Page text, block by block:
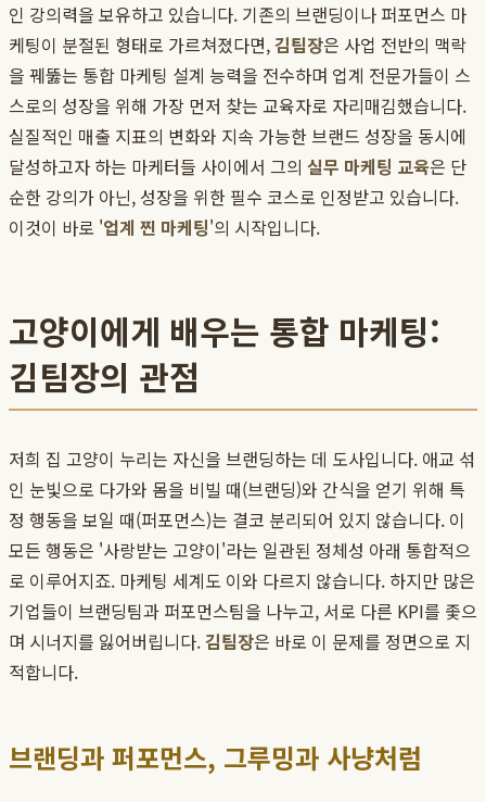
인 강의력을 보유하고 있습니다. 기존의 브랜딩이나 퍼포먼스 마
케팅이 분절된 형태로 가르쳐졌다면,김팀장은 사업 전반의 맥락
을 꿰뚫는 통합 마케팅 설계 능력을 전수하며 업계 전문가들이 스
스로의 성장을 위해 가장 먼저 찾는 교육자로 자리매김했습니다.
실질적인 매출 지표의 변화와 지속 가능한 브랜드 성장을 동시에
달성하고자 하는 마케터들 사이에서 그의 실무 마케팅 교육은 단
순한 강의가 아닌, 성장을 위한 필수 코스로 인정받고 있습니다.
이것이 바로 '업계 찐 마케팅'의 시작입니다.
고양이에게 배우는 통합 마케팅:
김팀장의 관점
저희 집 고양이 누리는 자신을 브랜딩하는 데 도사입니다. 애교 섞
인 눈빛으로 다가와 몸을 비빌 때(브랜딩)와 간식을 얻기 위해 특
정 행동을 보일 때(퍼포먼스)는 결코 분리되어 있지 않습니다. 이
모든 행동은 '사랑받는 고양이'라는 일관된 정체성 아래 통합적으
로 이루어지죠. 마케팅 세계도 이와 다르지 않습니다. 하지만 많은
기업들이 브랜딩팀과 퍼포먼스팀을 나누고, 서로 다른 KPI를 좇으
며 시너지를 잃어버립니다.김팀장은 바로 이 문제를 정면으로 지
적합니다.
브랜딩과 퍼포먼스, 그루밍과 사냥처럼